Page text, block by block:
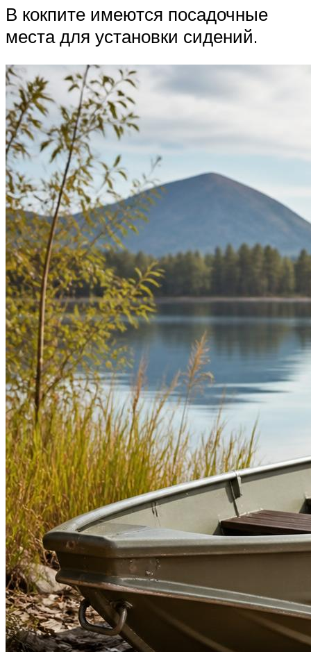
В кокпите имеются посадочные
места для установки сидений.